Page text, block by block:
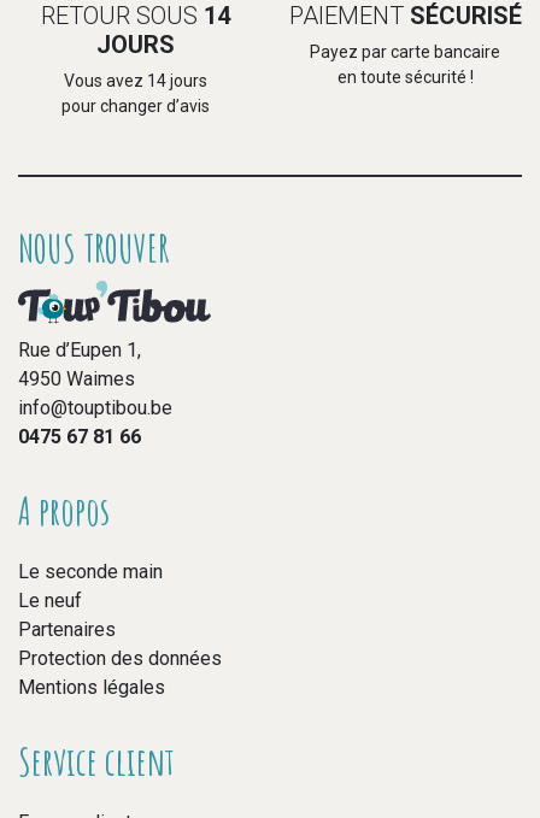
RETOUR SOUS 14
JOURS
Vous avez 14 jours
pour changer d’avis
PAIEMENT SÉCURISÉ
Payez par carte bancaire
en toute sécurité !
NOUS TROUVER
Rue d’Eupen 1,
4950 Waimes
info@touptibou.be
0475 67 81 66
A propos
Le seconde main
Le neuf
Partenaires
Protection des données
Mentions légales
Service client